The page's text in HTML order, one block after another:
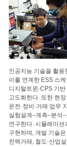
인공지능 기술을 활용
이를 연계한 ESS 스
디지털트윈·CPS 기
고도화한다. 또한 현
운전·정비·거래 업무
실험설계–계측–분석
연구한다. 시뮬레이션
구현하며, 개발 기술
전력거래, 철도·산업